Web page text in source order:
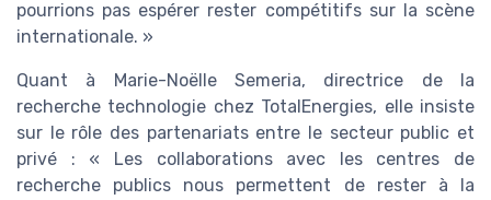
pourrions pas espérer rester compétitifs sur la scène
internationale. »
Quant à Marie-Noëlle Semeria, directrice de la
recherche technologie chez TotalEnergies, elle insiste
sur le rôle des partenariats entre le secteur public et
privé : « Les collaborations avec les centres de
recherche publics nous permettent de rester à la